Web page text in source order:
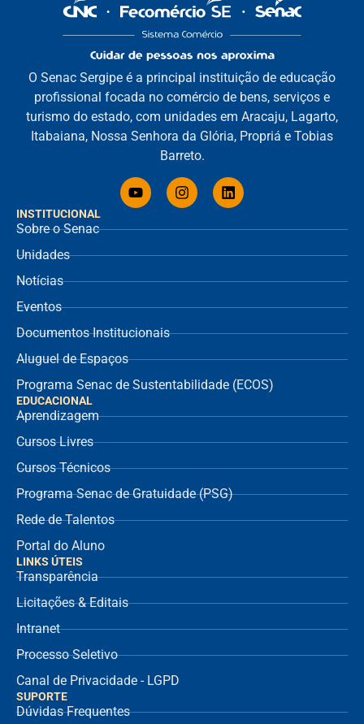
INSTITUCIONAL
Sobre o Senac
Unidades
Notícias
Eventos
Documentos Institucionais
Aluguel de Espaços
Programa Senac de Sustentabilidade (ECOS)
EDUCACIONAL
Aprendizagem
Cursos Livres
Cursos Técnicos
Programa Senac de Gratuidade (PSG)
Rede de Talentos
Portal do Aluno
O Senac Sergipe é a principal instituição de educação
profissional focada no comércio de bens, serviços e
turismo do estado, com unidades em Aracaju, Lagarto,
Itabaiana, Nossa Senhora da Glória, Propriá e Tobias
Barreto.
LINKS ÚTEIS
Transparência
Licitações & Editais
Intranet
Processo Seletivo
Canal de Privacidade - LGPD
SUPORTE
Dúvidas Frequentes